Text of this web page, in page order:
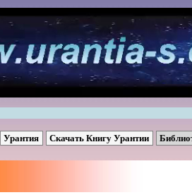
Урантия Скачать Книгу Урантии